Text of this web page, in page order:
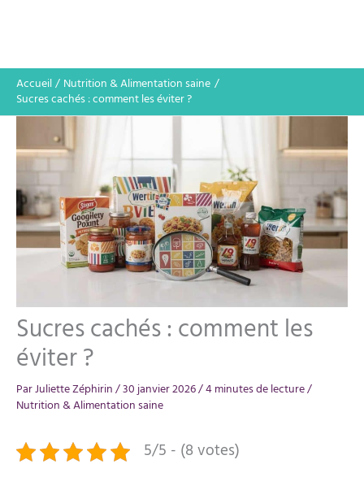
Accueil
Nutrition & Alimentation saine
Sucres cachés : comment les éviter ?
Sucres cachés : comment les
éviter ?
ParJuliette Zéphirin/30 janvier 2026/4 minutes de lecture/
Nutrition & Alimentation saine
5/5 - (8 votes)